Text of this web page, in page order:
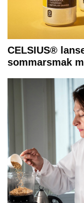
CELSIUS®
sommarsmak